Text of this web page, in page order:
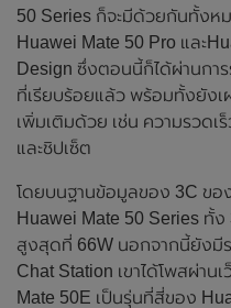
50 Series ก็จะมีด้วยกันทั้งห
Huawei Mate 50 Pro และ
Design ซึ่งตอนนี้ก็ได้ผ่านกา
ที่เรียบร้อยแล้ว พร้อมทั้งยังเ
เพิ่มเติมด้วย เช่น ความรวด
และชิปเซ็ต
โดยบนฐานข้อมูลของ 3C ขอ
Huawei Mate 50 Series ทั้ง
สูงสุดที่ 66W นอกจากนี้ยังมี
Chat Station เขาได้โพสผ่าน
Mate 50E เป็นรุ่นที่สี่ของ